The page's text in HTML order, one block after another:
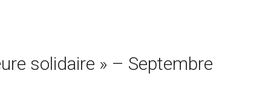
solidaire » – Septembre